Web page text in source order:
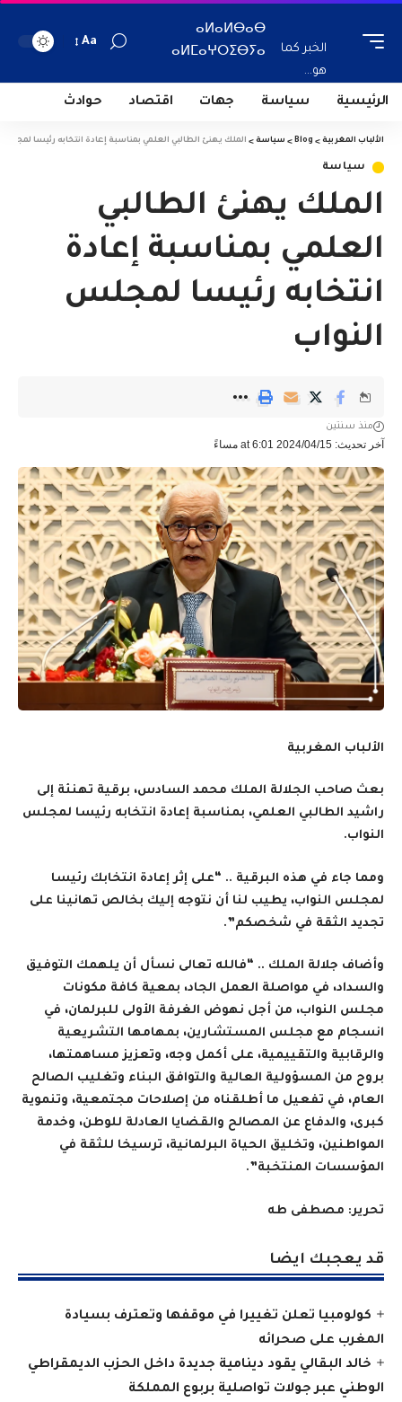
الخبر كما
هو...
ⴰⵍⴰⵍⴱⴰⴱ
ⴰⵍⵎⴰⵖⵔⵉⴱⵢⴰ
Aa
الرئيسية سياسة جهات اقتصاد حوادث
الألباب المغربية >
Blog
> سياسة > الملك يهنئ الطالبي العلمي بمناسبة إعادة انتخابه رئيسا لمجلس
سياسة
الملك يهنئ الطالبي
العلمي بمناسبة إعادة
انتخابه رئيسا لمجلس
النواب
آخر تحديث: 2024/04/15 at 6:01 مساءً
منذ سنتين
الألباب المغربية
بعث صاحب الجلالة الملك محمد السادس، برقية تهنئة إلى
راشيد الطالبي العلمي، بمناسبة إعادة انتخابه رئيسا لمجلس
النواب.
ومما جاء في هذه البرقية .. “على إثر إعادة انتخابك رئيسا
لمجلس النواب، يطيب لنا أن نتوجه إليك بخالص تهانينا على
تجديد الثقة في شخصكم”.
وأضاف جلالة الملك .. “فالله تعالى نسأل أن يلهمك التوفيق
والسداد، في مواصلة العمل الجاد، بمعية كافة مكونات
مجلس النواب، من أجل نهوض الغرفة الأولى للبرلمان، في
انسجام مع مجلس المستشارين، بمهامها التشريعية
والرقابية والتقييمية، على أكمل وجه، وتعزيز مساهمتها،
بروح من المسؤولية العالية والتوافق البناء وتغليب الصالح
العام، في تفعيل ما أطلقناه من إصلاحات مجتمعية، وتنموية
كبرى، والدفاع عن المصالح والقضايا العادلة للوطن، وخدمة
المواطنين، وتخليق الحياة البرلمانية، ترسيخا للثقة في
المؤسسات المنتخبة”.
تحرير: مصطفى طه
قد يعجبك ايضا
كولومبيا تعلن تغييرا في موقفها وتعترف بسيادة
المغرب على صحرائه
خالد البقالي يقود دينامية جديدة داخل الحزب الديمقراطي
الوطني عبر جولات تواصلية بربوع المملكة